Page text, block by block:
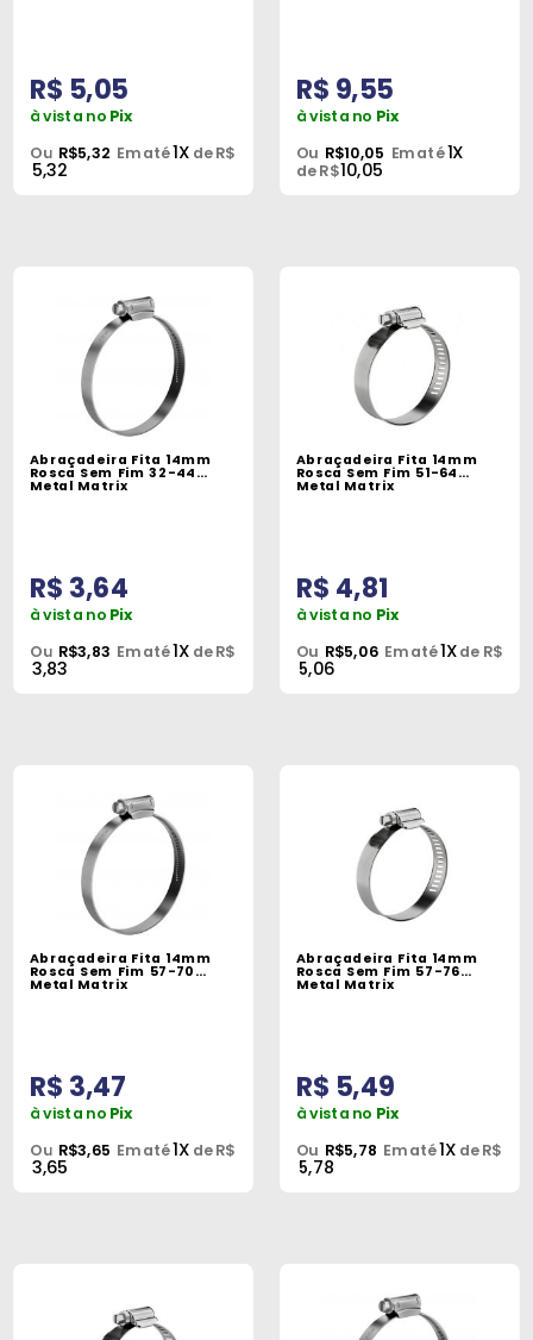
R$ 5,05
à vista no Pix
Ou R$5,32 Em até1X de R$
5,32
R$ 9,55
à vista no Pix
Ou R$10,05 Em até1X
de R$10,05
Abraçadeira Fita 14mm
Rosca Sem Fim 32-44
Metal Matrix
R$ 3,64
à vista no Pix
Ou R$3,83 Em até1X de R$
3,83
Abraçadeira Fita 14mm
Rosca Sem Fim 51-64
Metal Matrix
R$ 4,81
à vista no Pix
Ou R$5,06 Em até1Xde R$
5,06
Abraçadeira Fita 14mm
Rosca Sem Fim 57-70
Metal Matrix
R$ 3,47
à vista no Pix
Ou R$3,65 Em até1X de R$
3,65
Abraçadeira Fita 14mm
Rosca Sem Fim 57-76
Metal Matrix
R$ 5,49
à vista no Pix
Ou R$5,78 Em até1X de R$
5,78